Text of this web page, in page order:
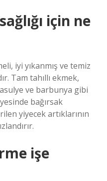
için ne
iyi yıkanmış ve temiz
Tam tahıllı ekmek,
ve barbunya gibi
bağırsak
yiyecek artıklarının
işe